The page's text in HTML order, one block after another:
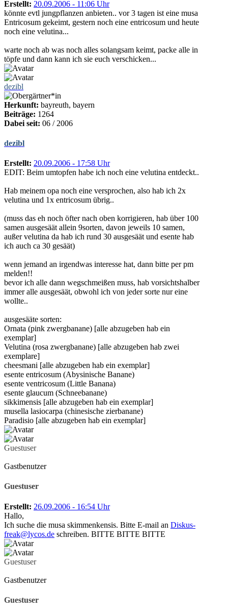
Erstellt: 20.09.2006 - 11:06 Uhr
könnte evtl jungpflanzen anbieten.. vor 3 tagen ist eine musa
Entricosum gekeimt, gestern noch eine entricosum und heute
noch eine velutina...
warte noch ab was noch alles solangsam keimt, packe alle in
töpfe und dann kann ich sie euch verschicken...
dezibl
Herkunft: bayreuth, bayern
Beiträge: 1264
Dabei seit: 06 / 2006
dezibl
Erstellt: 20.09.2006 - 17:58 Uhr
EDIT: Beim umtopfen habe ich noch eine velutina entdeckt..
Hab meinem opa noch eine versprochen, also hab ich 2x
velutina und 1x entricosum übrig..
(muss das eh noch öfter nach oben korrigieren, hab über 100
samen ausgesäät allein 9sorten, davon jeweils 10 samen,
außer velutina da hab ich rund 30 ausgesäät und esente hab
ich auch ca 30 gesäät)
wenn jemand an irgendwas interesse hat, dann bitte per pm
melden!!
bevor ich alle dann wegschmeißen muss, hab vorsichtshalber
immer alle ausgesäät, obwohl ich von jeder sorte nur eine
wollte..
ausgesääte sorten:
Ornata (pink zwergbanane) [alle abzugeben hab ein
exemplar]
Velutina (rosa zwergbanane) [alle abzugeben hab zwei
exemplare]
cheesmani [alle abzugeben hab ein exemplar]
esente entricosum (Abysinische Banane)
esente ventricosum (Little Banana)
esente glaucum (Schneebanane)
sikkimensis [alle abzugeben hab ein exemplar]
musella lasiocarpa (chinesische zierbanane)
Paradisio [alle abzugeben hab ein exemplar]
Guestuser
Gastbenutzer
Guestuser
Erstellt: 26.09.2006 - 16:54 Uhr
Hallo,
Ich suche die musa skimmenkensis. Bitte E-mail an Diskus-
freak@lycos.de schreiben. BITTE BITTE BITTE
Guestuser
Gastbenutzer
Guestuser